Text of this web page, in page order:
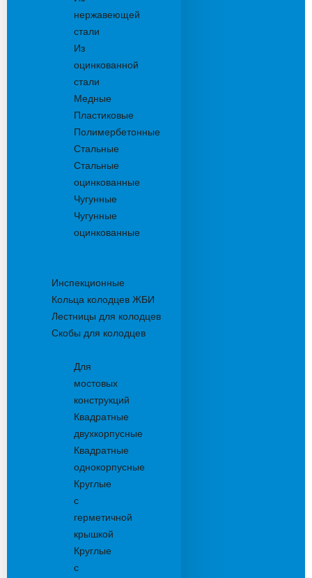
нержавеющей
стали
Из
оцинкованной
стали
Медные
Пластиковые
Полимербетонные
Стальные
Стальные
оцинкованные
Чугунные
Чугунные
оцинкованные
Инспекционные
Кольца колодцев ЖБИ
Лестницы для колодцев
Скобы для колодцев
Для
мостовых
конструкций
Квадратные
двухкорпусные
Квадратные
однокорпусные
Круглые
с
герметичной
крышкой
Круглые
с